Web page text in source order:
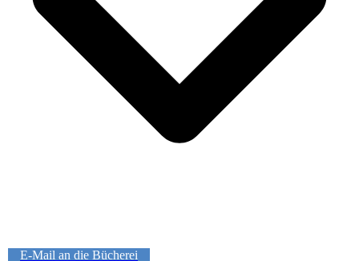
E-Mail an die Bücherei